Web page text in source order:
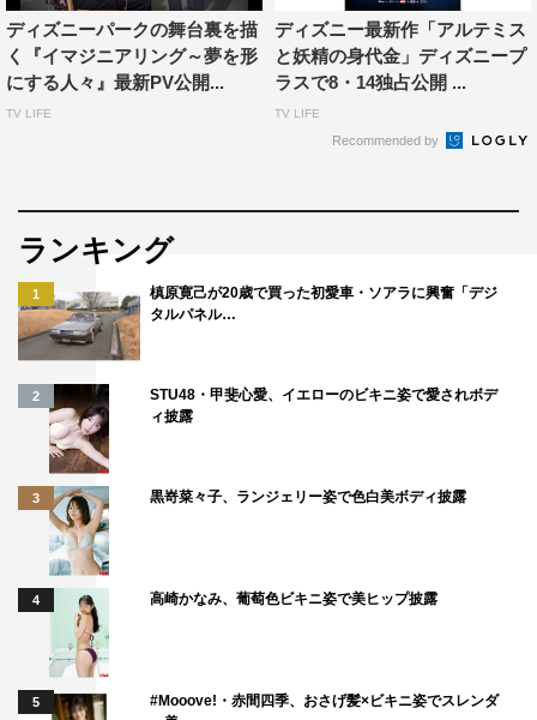
さらに本作では、ウォルト・ディズニー・カンパニーの重
要な使命のひとつである“自然の魔法を守るための取り組
み”も紹介。1995年に設立されたディズニー野生保護基金
は、野生動物を保護し地球を守るため、地域社会と協力し
ディズニー・コンサベーション・チーム・ワイルドライフ
（Disney Conservation Team Wildlife）は、動物ケアチー
場所でも野生動物を保護するためのプログラムを提供し、
世界中の人々が日常的な行動を通じて地球を大切にするこ
ディズニーパークの舞台裏を描
く『イマジニアリング～夢を形
にする人々』最新PV公開...
TV LIFE
ディズニー最新作「アルテミス
と妖精の身代金」ディズニープ
ラスで8・14独占公開 ...
TV LIFE
Recommended by
ランキング
1
槙原寛己が20歳で買った初愛車・ソアラに興奮「デジ
タルパネル…
2
STU48・甲斐心愛、イエローのビキニ姿で愛されボデ
ィ披露
3 黒嵜菜々子、ランジェリー姿で色白美ボディ披露
4 高崎かなみ、葡萄色ビキニ姿で美ヒップ披露
5
#Mooove!・赤間四季、おさげ髪×ビキニ姿でスレンダ